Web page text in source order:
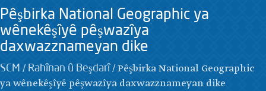
Pêşbirka National Geographic ya
wênekêşîyê pêşwazîya
daxwazznameyan dike
SCM / Rahînan û Beşdarî/Pêşbirka National Geographic
ya wênekêşîyê pêşwazîya daxwazznameyan dike